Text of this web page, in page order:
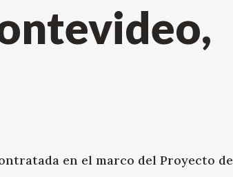
en el marco del Proyecto de